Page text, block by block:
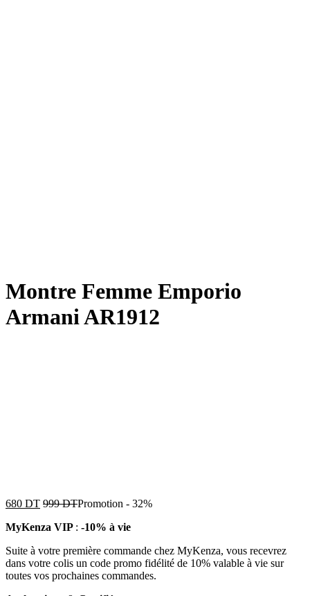
Montre Femme Emporio
Armani AR1912
680 DT 999DTPromotion - 32%
MyKenza VIP : -10% à vie
Suite à votre première commande chez MyKenza, vous recevrez
dans votre colis un code promo fidélité de 10% valable à vie sur
toutes vos prochaines commandes.